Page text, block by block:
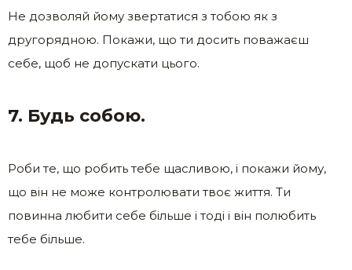
Не дозволяй йому звертатися з тобою як з
другорядною. Покажи, що ти досить поважаєш
себе, щоб не допускати цього.
7. Будь собою.
Роби те, що робить тебе щасливою, і покажи йому,
що він не може контролювати твоє життя. Ти
повинна любити себе більше і тоді і він полюбить
тебе більше.